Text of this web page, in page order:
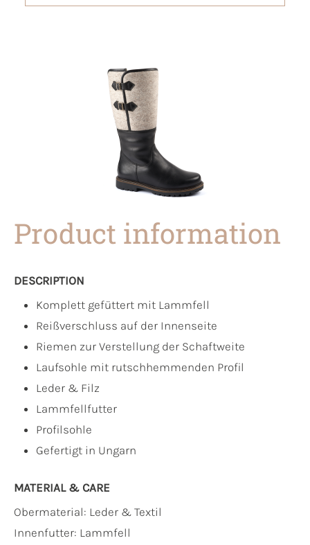
Product information
DESCRIPTION
Komplett gefüttert mit Lammfell
Reißverschluss auf der Innenseite
Riemen zur Verstellung der Schaftweite
Laufsohle mit rutschhemmenden Profil
Leder & Filz
Lammfellfutter
Profilsohle
Gefertigt in Ungarn
MATERIAL & CARE
Obermaterial: Leder & Textil
Innenfutter: Lammfell